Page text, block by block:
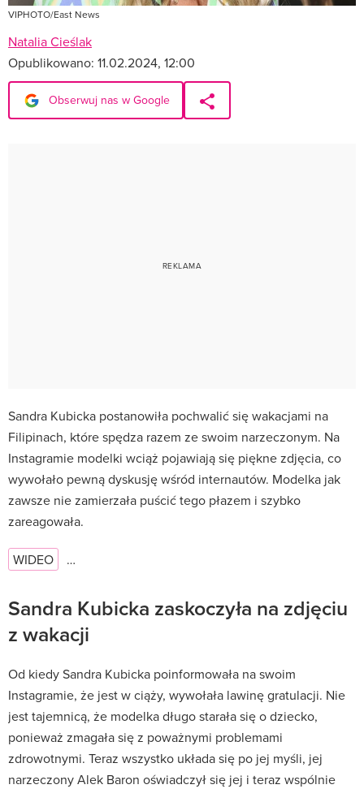
VIPHOTO/East News
Natalia Cieślak
Opublikowano: 11.02.2024, 12:00
Obserwuj nas w Google
Sandra Kubicka postanowiła pochwalić się wakacjami na
Filipinach, które spędza razem ze swoim narzeczonym. Na
Instagramie modelki wciąż pojawiają się piękne zdjęcia, co
wywołało pewną dyskusję wśród internautów. Modelka jak
zawsze nie zamierzała puścić tego płazem i szybko
zareagowała.
WIDEO …
Sandra Kubicka zaskoczyła na zdjęciu
z wakacji
Od kiedy Sandra Kubicka poinformowała na swoim
Instagramie, że jest w ciąży, wywołała lawinę gratulacji. Nie
jest tajemnicą, że modelka długo starała się o dziecko,
ponieważ zmagała się z poważnymi problemami
zdrowotnymi. Teraz wszystko układa się po jej myśli, jej
narzeczony Alek Baron oświadczył się jej i teraz wspólnie